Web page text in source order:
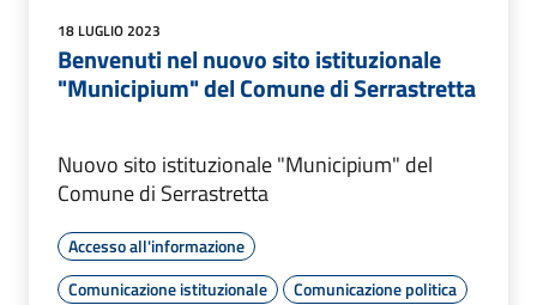
18 LUGLIO 2023
Benvenuti nel nuovo sito istituzionale
"Municipium" del Comune di Serrastretta
Nuovo sito istituzionale "Municipium" del
Comune di Serrastretta
Accesso all'informazione
Comunicazione istituzionale
Comunicazione politica